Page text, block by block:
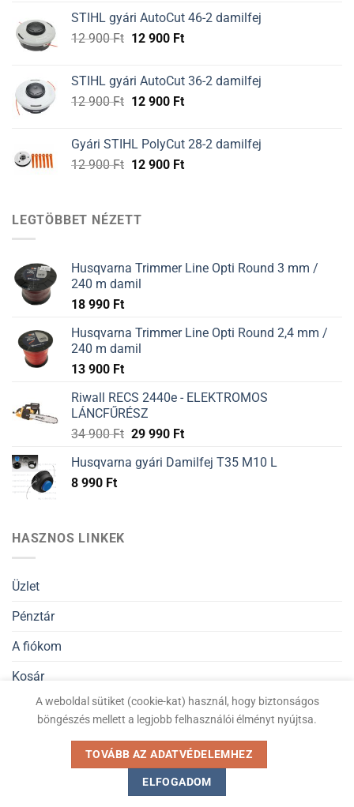
STIHL gyári AutoCut 46-2 damilfej
12 900Ft Original
12
900 Ft.
12 900 FtCurrent
12
900 Ft.
STIHL gyári AutoCut 36-2 damilfej
12 900Ft Original
12
900 Ft.
12 900 FtCurrent
12
900 Ft.
Gyári STIHL PolyCut 28-2 damilfej
12 900Ft Original
12
12 900 FtCurrent
LEGTÖBBET NÉZETT
Husqvarna Trimmer Line Opti Round 3 mm /
240 m damil
18 990 Ft
Husqvarna Trimmer Line Opti Round 2,4 mm /
240 m damil
13 900 Ft
Riwall RECS 2440e - ELEKTROMOS
LÁNCFŰRÉSZ
34 900Ft 29 990 Ft
Husqvarna gyári Damilfej T35 M10 L
8 990 Ft
HASZNOS LINKEK
Üzlet
Pénztár
A fiókom
Kosár
Általános Szerződési Feltételek
Kiskertigep.hu © Minden jog fenntartva 2026
A weboldal sütiket (cookie-kat) használ, hogy biztonságos
böngészés mellett a legjobb felhasználói élményt nyújtsa.
TOVÁBB AZ ADATVÉDELEMHEZ
ELFOGADOM